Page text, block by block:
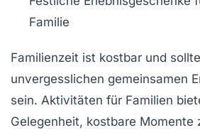
Familie
Familienzeit ist kostbar und
unvergesslichen gemeinsamen
sein. Aktivitäten für Familien
Gelegenheit, kostbare Momente